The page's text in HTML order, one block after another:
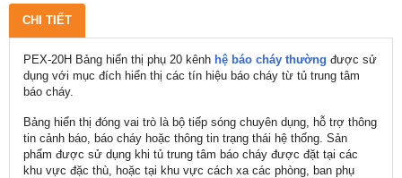
CHI TIẾT
PEX-20H Bảng hiển thị phụ 20 kênh hệ báo cháy thường được sử
dụng với mục đích hiển thị các tín hiệu báo cháy từ tủ trung tâm
báo cháy.
Bảng hiển thị đóng vai trò là bộ tiếp sóng chuyên dụng, hỗ trợ thông
tin cảnh báo, báo cháy hoặc thông tin trạng thái hệ thống. Sản
phẩm được sử dụng khi tủ trung tâm báo cháy được đặt tại các
khu vực đặc thù, hoặc tại khu vực cách xa các phòng, ban phụ